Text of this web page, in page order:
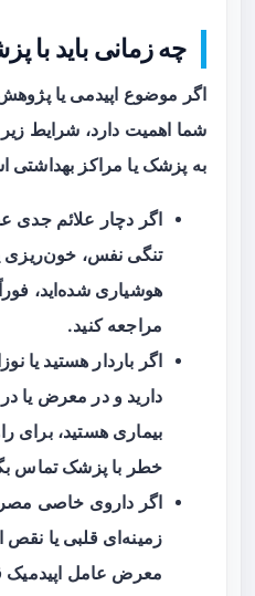
چه زمانی باید
اگر موضوع اپیدمی یا
شما اهمیت دارد، شرایط
به پزشک یا مراکز
اگر دچار علائم جدی
تنگی نفس، خون‌ریزی
هوشیاری شده‌اید،
مراجعه کنید.
اگر باردار هستید یا
دارید و در معرض یا
بیماری هستید، برای
خطر با پزشک تماس
اگر داروی خاصی
زمینه‌ای قلبی یا نقص
معرض عامل اپیدمیک